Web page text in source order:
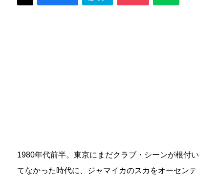
1980年代前半。東京にまだクラブ・シーンが根付い
てなかった時代に、ジャマイカのスカをオーセンテ